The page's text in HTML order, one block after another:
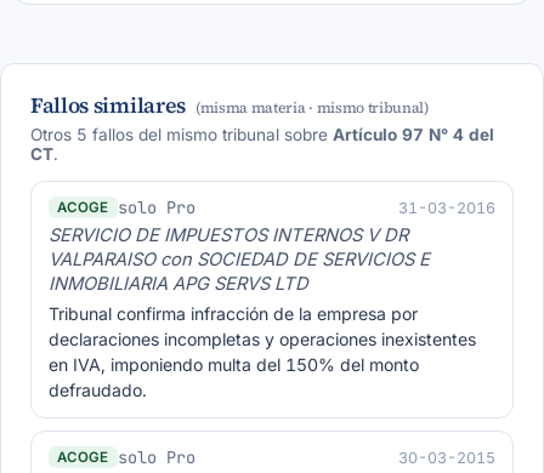
Fallos similares (misma materia · mismo tribunal)
Otros 5 fallos del mismo tribunal sobre Artículo 97 N° 4 del
CT.
ACOGE solo Pro 31-03-2016
SERVICIO DE IMPUESTOS INTERNOS V DR
VALPARAISO con SOCIEDAD DE SERVICIOS E
INMOBILIARIA APG SERVS LTD
Tribunal confirma infracción de la empresa por
declaraciones incompletas y operaciones inexistentes
en IVA, imponiendo multa del 150% del monto
defraudado.
ACOGE solo Pro 30-03-2015